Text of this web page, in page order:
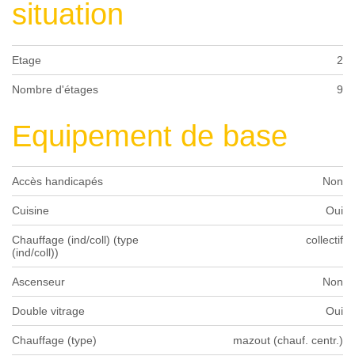
situation
Etage 2
Nombre d'étages 9
Equipement de base
Accès handicapés Non
Cuisine Oui
Chauffage (ind/coll) (type
(ind/coll))
collectif
Ascenseur Non
Double vitrage Oui
Chauffage (type) mazout (chauf. centr.)